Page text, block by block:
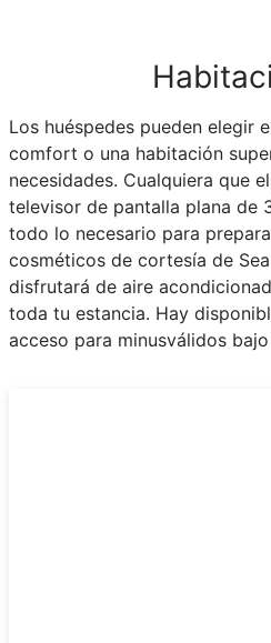
Los huéspedes pueden elegir
comfort o una habitación
necesidades. Cualquiera que
televisor de pantalla plana de
todo lo necesario para
cosméticos de cortesía de
disfrutará de aire
toda tu estancia. Hay
acceso para minusválidos